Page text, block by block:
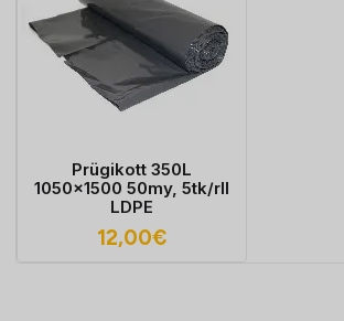
Prügikott 350L
1050x1500 50my, 5tk/rll
LDPE
12,00€